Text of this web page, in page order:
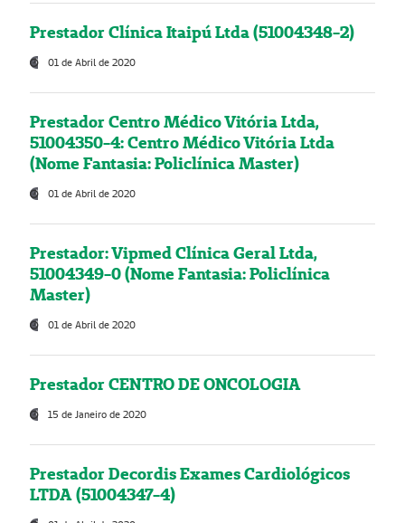
Prestador Clínica Itaipú Ltda (51004348-2)
01 de Abril de 2020
Prestador Centro Médico Vitória Ltda,
51004350-4: Centro Médico Vitória Ltda
(Nome Fantasia: Policlínica Master)
01 de Abril de 2020
Prestador: Vipmed Clínica Geral Ltda,
51004349-0 (Nome Fantasia: Policlínica
Master)
01 de Abril de 2020
Prestador CENTRO DE ONCOLOGIA
15 de Janeiro de 2020
Prestador Decordis Exames Cardiológicos
LTDA (51004347-4)